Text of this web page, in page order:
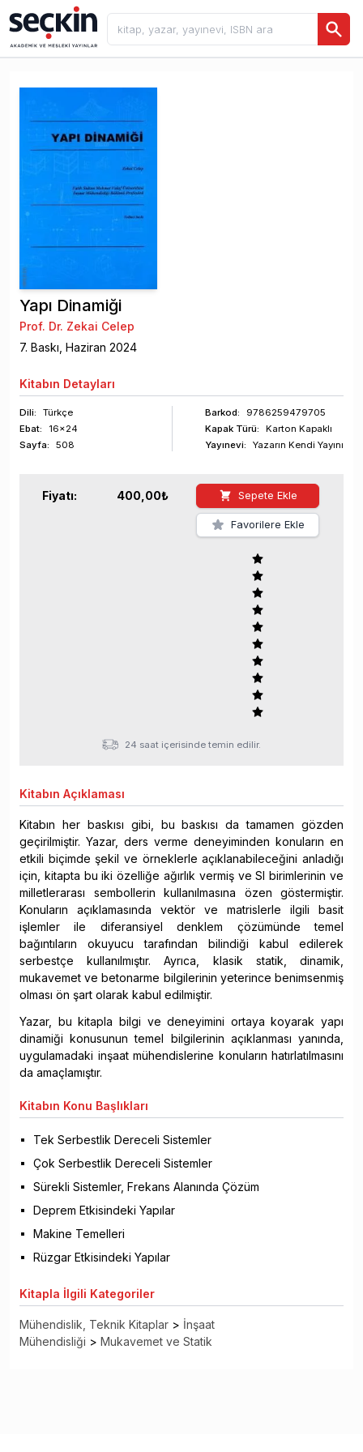
Yapı Dinamiği
Prof. Dr. Zekai Celep
7. Baskı, Haziran 2024
Kitabın Detayları
Dili:
Türkçe
Ebat:
16x24
Sayfa: 508
Barkod:
9786259479705
Kapak Türü:
Karton Kapaklı
Yayınevi:
Yazarın Kendi Yayını
Fiyatı: 400,00₺ Sepete Ekle
Favorilere Ekle
24 saat içerisinde temin edilir.
Kitabın Açıklaması
Kitabın her baskısı gibi, bu baskısı da tamamen gözden
geçirilmiştir. Yazar, ders verme deneyiminden konuların en
etkili biçimde şekil ve örneklerle açıklanabileceğini anladığı
için, kitapta bu iki özelliğe ağırlık vermiş ve SI birimlerinin ve
milletlerarası sembollerin kullanılmasına özen göstermiştir.
Konuların açıklamasında vektör ve matrislerle ilgili basit
işlemler ile diferansiyel denklem çözümünde temel
bağıntıların okuyucu tarafından bilindiği kabul edilerek
serbestçe kullanılmıştır. Ayrıca, klasik statik, dinamik,
mukavemet ve betonarme bilgilerinin yeterince benimsenmiş
olması ön şart olarak kabul edilmiştir.
Yazar, bu kitapla bilgi ve deneyimini ortaya koyarak yapı
dinamiği konusunun temel bilgilerinin açıklanması yanında,
uygulamadaki inşaat mühendislerine konuların hatırlatılmasını
da amaçlamıştır.
Kitabın Konu Başlıkları
Tek Serbestlik Dereceli Sistemler
Çok Serbestlik Dereceli Sistemler
Sürekli Sistemler, Frekans Alanında Çözüm
Deprem Etkisindeki Yapılar
Makine Temelleri
Rüzgar Etkisindeki Yapılar
Kitapla İlgili Kategoriler
Mühendislik, Teknik Kitaplar > İnşaat
Mühendisliği > Mukavemet ve Statik